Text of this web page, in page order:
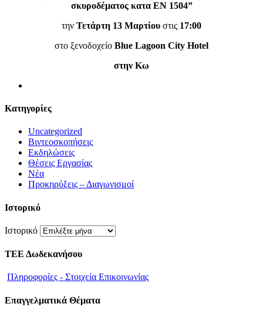
σκυροδέματος κατα ΕN 1504”
την Τετάρτη 13 Μαρτίου στις 17:00
στο ξενοδοχείο Blue Lagoon City Hotel
στην Κω
Kατηγορίες
Uncategorized
Βιντεοσκοπήσεις
Εκδηλώσεις
Θέσεις Εργασίας
Νέα
Προκηρύξεις – Διαγωνισμοί
Ιστορικό
Ιστορικό
ΤΕΕ Δωδεκανήσου
Πληροφορίες - Στοιχεία Επικοινωνίας
Επαγγελματικά Θέματα